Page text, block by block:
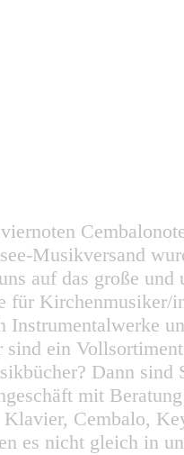
Musikversand
auf das große
für
Instrumentalwerke
ein
Dann
mit
Cembalo,
es nicht gleich in